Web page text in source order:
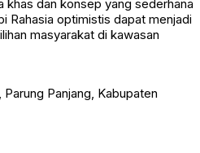
khas dan konsep yang sederhana
Rahasia optimistis dapat menjadi
masyarakat di kawasan
Panjang, Kabupaten